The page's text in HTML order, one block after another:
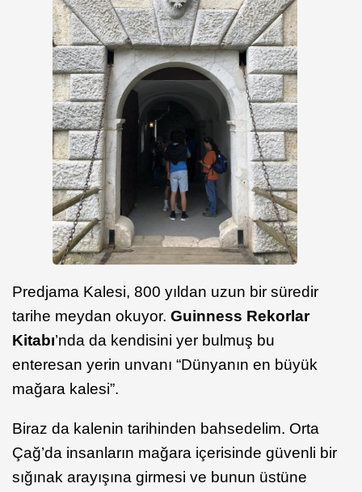
Predjama Kalesi, 800 yıldan uzun bir süredir
tarihe meydan okuyor. Guinness Rekorlar
Kitabı’nda da kendisini yer bulmuş bu
enteresan yerin unvanı “Dünyanın en büyük
mağara kalesi”.
Biraz da kalenin tarihinden bahsedelim. Orta
Çağ’da insanların mağara içerisinde güvenli bir
sığınak arayışına girmesi ve bunun üstüne